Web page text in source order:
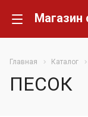
Главная Каталог
ПЕСОК